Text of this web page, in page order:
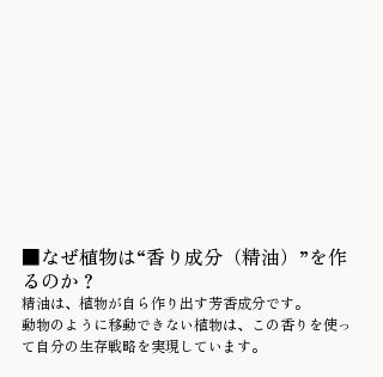
■なぜ植物は“香り成分（精油）”を作
るのか？
精油は、植物が自ら作り出す芳香成分です。
動物のように移動できない植物は、この香りを使っ
て自分の生存戦略を実現しています。